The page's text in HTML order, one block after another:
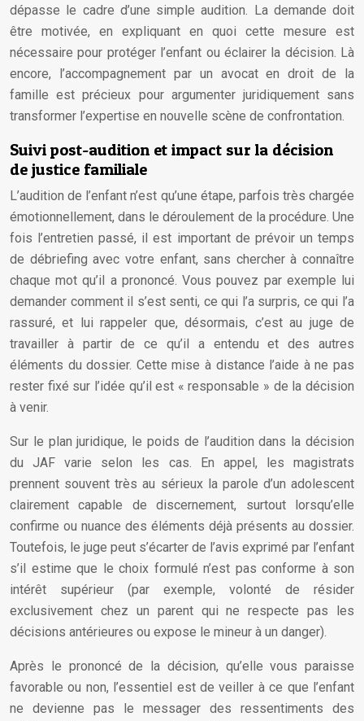
dépasse le cadre d’une simple audition. La demande doit
être motivée, en expliquant en quoi cette mesure est
nécessaire pour protéger l’enfant ou éclairer la décision. Là
encore, l’accompagnement par un avocat en droit de la
famille est précieux pour argumenter juridiquement sans
transformer l’expertise en nouvelle scène de confrontation.
Suivi post-audition et impact sur la décision
de justice familiale
L’audition de l’enfant n’est qu’une étape, parfois très chargée
émotionnellement, dans le déroulement de la procédure. Une
fois l’entretien passé, il est important de prévoir un temps
de débriefing avec votre enfant, sans chercher à connaître
chaque mot qu’il a prononcé. Vous pouvez par exemple lui
demander comment il s’est senti, ce qui l’a surpris, ce qui l’a
rassuré, et lui rappeler que, désormais, c’est au juge de
travailler à partir de ce qu’il a entendu et des autres
éléments du dossier. Cette mise à distance l’aide à ne pas
rester fixé sur l’idée qu’il est « responsable » de la décision
à venir.
Sur le plan juridique, le poids de l’audition dans la décision
du JAF varie selon les cas. En appel, les magistrats
prennent souvent très au sérieux la parole d’un adolescent
clairement capable de discernement, surtout lorsqu’elle
confirme ou nuance des éléments déjà présents au dossier.
Toutefois, le juge peut s’écarter de l’avis exprimé par l’enfant
s’il estime que le choix formulé n’est pas conforme à son
intérêt supérieur (par exemple, volonté de résider
exclusivement chez un parent qui ne respecte pas les
décisions antérieures ou expose le mineur à un danger).
Après le prononcé de la décision, qu’elle vous paraisse
favorable ou non, l’essentiel est de veiller à ce que l’enfant
ne devienne pas le messager des ressentiments des